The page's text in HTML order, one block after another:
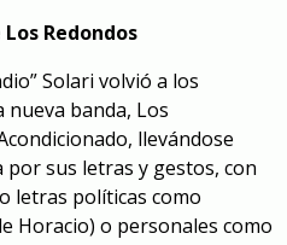
Redondos
Solari volvió a los
banda, Los
llevándose
por sus letras y gestos, con
letras políticas como
Horacio) o personales como